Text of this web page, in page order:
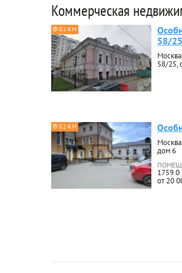
Коммерческая
0.1 КМ
58/
58/25,
0.2 КМ
дом 6
1759.0
от 20